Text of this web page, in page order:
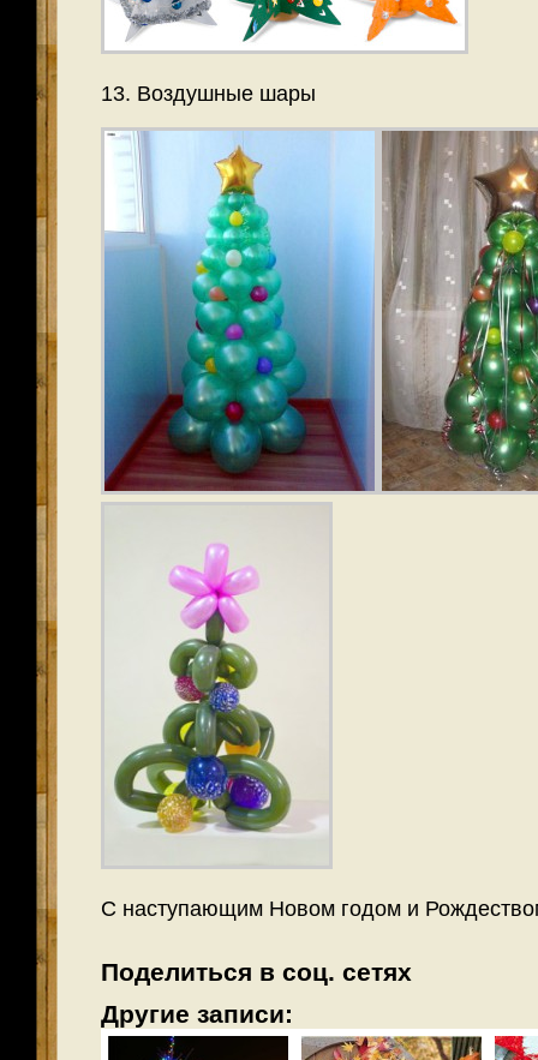
13. Воздушные шары
С наступающим Новом годом и
Поделиться в соц. сетях
Другие записи: